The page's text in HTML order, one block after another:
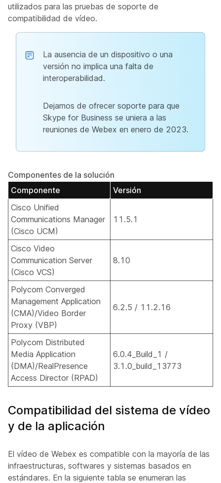
utilizados para las pruebas de soporte de
compatibilidad de vídeo.
La ausencia de un dispositivo o una
versión no implica una falta de
interoperabilidad.
Dejamos de ofrecer soporte para que
Skype for Business se uniera a las
reuniones de Webex en enero de 2023.
Componentes de la solución
Componente
Versión
Cisco Unified
Communications Manager
(Cisco UCM)
11.5.1
Cisco Video
Communication Server
(Cisco VCS)
8.10
Polycom Converged
Management Application
(CMA)/Video Border
Proxy (VBP)
6.2.5 / 11.2.16
Polycom Distributed
Media Application
(DMA)/RealPresence
Access Director (RPAD)
6.0.4_Build_1 /
3.1.0_build_13773
Compatibilidad del sistema de vídeo
y de la aplicación
El vídeo de Webex es compatible con la mayoría de las
infraestructuras, softwares y sistemas basados en
estándares. En la siguiente tabla se enumeran las